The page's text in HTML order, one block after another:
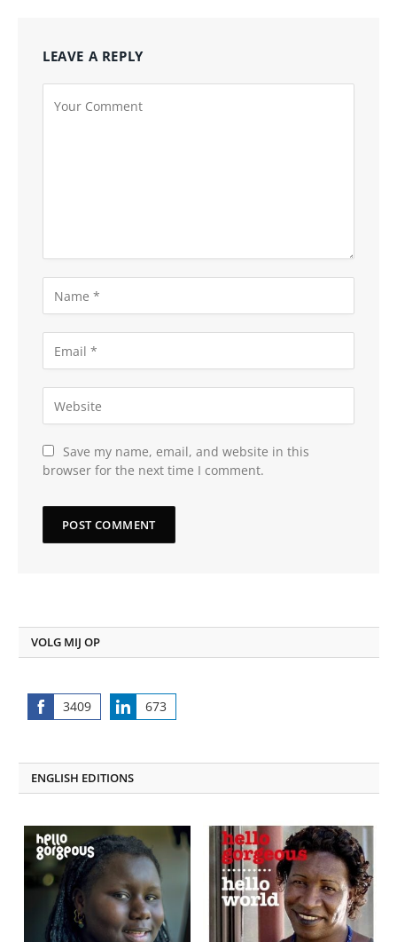
LEAVE A REPLY
Save my name, email, and website in this
browser for the next time I comment.
VOLG MIJ OP
3409
Share
673
Share
ENGLISH EDITIONS